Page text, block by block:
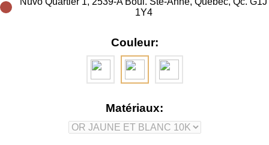
1Y4
Couleur:
Matériaux: